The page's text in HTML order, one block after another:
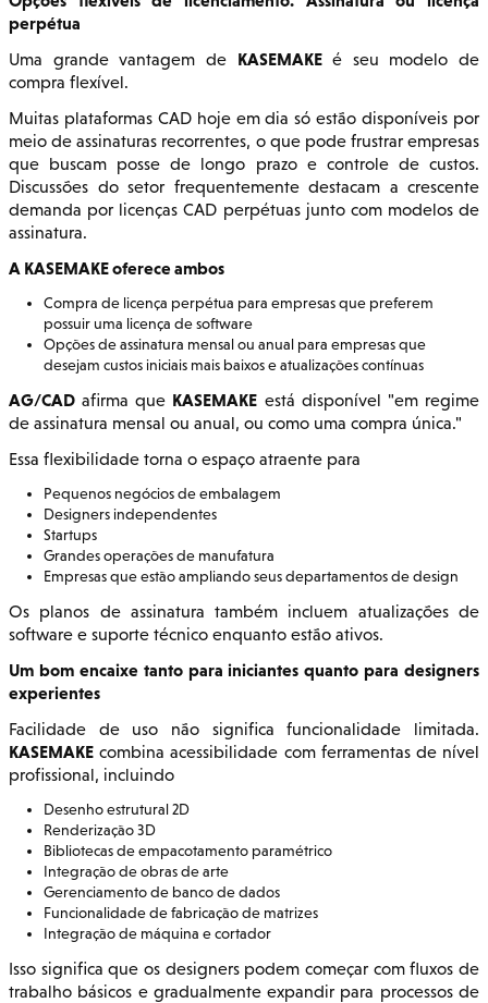
perpétua
Uma grande vantagem de KASEMAKEé seu modelo de
compra flexível.
Muitas plataformas CAD hoje em dia só estão disponíveis por
meio de assinaturas recorrentes, o que pode frustrar empresas
que buscam posse de longo prazo e controle de custos.
Discussões do setor frequentemente destacam a crescente
demanda por licenças CAD perpétuas junto com modelos de
assinatura.
A KASEMAKE oferece ambos
Compra de licença perpétua para empresas que preferem
possuir uma licença de software
Opções de assinatura mensal ou anual para empresas que
desejam custos iniciais mais baixos e atualizações contínuas
AG/CAD afirma que KASEMAKE está disponível "em regime
de assinatura mensal ou anual, ou como uma compra única."
Essa flexibilidade torna o espaço atraente para
Pequenos negócios de embalagem
Designers independentes
Startups
Grandes operações de manufatura
Empresas que estão ampliando seus departamentos de design
Os planos de assinatura também incluem atualizações de
software e suporte técnico enquanto estão ativos.
Um bom encaixe tanto para iniciantes quanto para designers
experientes
Facilidade de uso não significa funcionalidade limitada.
KASEMAKE combina acessibilidade com ferramentas de nível
profissional, incluindo
Desenho estrutural 2D
Renderização 3D
Bibliotecas de empacotamento paramétrico
Integração de obras de arte
Gerenciamento de banco de dados
Funcionalidade de fabricação de matrizes
Integração de máquina e cortador
Isso significa que os designers podem começar com fluxos de
trabalho básicos e gradualmente expandir para processos de